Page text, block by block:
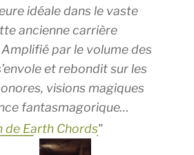
idéale dans le vaste
ancienne carrière
par le volume des
et rebondit sur les
visions magiques
fantasmagorique…
de Earth Chords